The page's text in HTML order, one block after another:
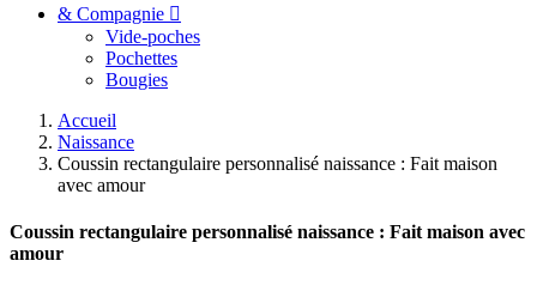
& Compagnie
Vide-poches
Pochettes
Bougies
Accueil
Naissance
Coussin rectangulaire personnalisé naissance : Fait maison
avec amour
Coussin rectangulaire personnalisé naissance : Fait maison avec
amour